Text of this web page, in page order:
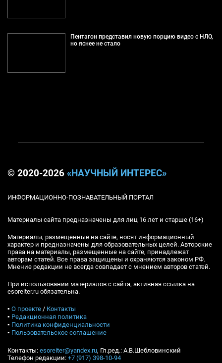
Пентагон представил новую порцию видео с НЛО,
но яснее не стало
© 2020-2026 «НАУЧНЫЙ ИНТЕРЕС»
ИНФОРМАЦИОННО-ПОЗНАВАТЕЛЬНЫЙ ПОРТАЛ
Материалы сайта предназначены для лиц 16 лет и старше (16+)
Материалы, размещенные на сайте, носят информационный
характер и предназначены для образовательных целей. Авторские
права на материалы, размещенные на сайте, принадлежат
авторам статей. Все права защищены и охраняются законом РФ.
Мнение редакции не всегда совпадает с мнением авторов статей.
При использовании материалов с сайта, активная ссылка на
esoreiter.ru обязательна.
▪ О проекте / Контакты
▪ Редакционная политика
▪ Политика конфиденциальности
▪ Пользовательское соглашение
Контакты: esoreiter@yandex.ru, Гл.ред.: А.В.Шебловинский
Телефон редакции: +7 (917) 398-10-94